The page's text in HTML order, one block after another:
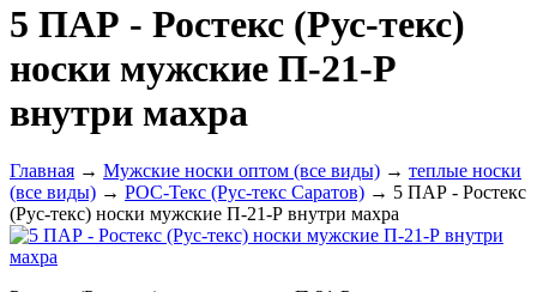
5 ПАР - Ростекс (Рус-текс)
носки мужские П-21-Р
внутри махра
Главная → Мужские носки оптом (все виды) → теплые носки
(все виды) → РОС-Текс (Рус-текс Саратов) → 5 ПАР - Ростекс
(Рус-текс) носки мужские П-21-Р внутри махра